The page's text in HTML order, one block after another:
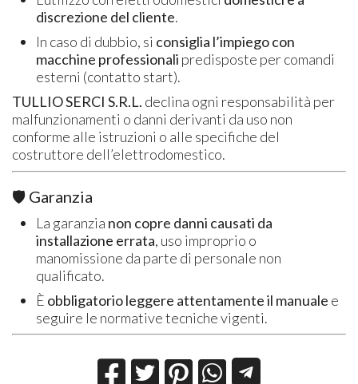
discrezione del cliente.
In caso di dubbio, si consiglia l’impiego con
macchine professionali predisposte per comandi
esterni (contatto start).
TULLIO SERCI S.R.L. declina ogni responsabilità per
malfunzionamenti o danni derivanti da uso non
conforme alle istruzioni o alle specifiche del
costruttore dell’elettrodomestico.
🛡️ Garanzia
La garanzia non copre danni causati da
installazione errata, uso improprio o
manomissione da parte di personale non
qualificato.
È obbligatorio leggere attentamente il manuale e
seguire le normative tecniche vigenti.